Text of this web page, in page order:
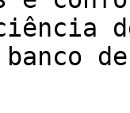
de
banco